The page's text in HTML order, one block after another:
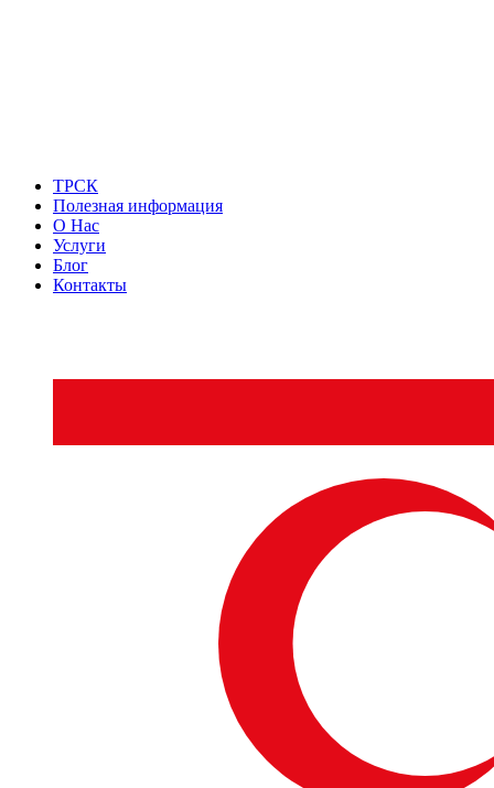
ТРСК
Полезная информация
О Нас
Услуги
Блог
Контакты